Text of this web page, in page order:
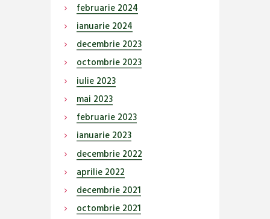
februarie 2024
ianuarie 2024
decembrie 2023
octombrie 2023
iulie 2023
mai 2023
februarie 2023
ianuarie 2023
decembrie 2022
aprilie 2022
decembrie 2021
octombrie 2021